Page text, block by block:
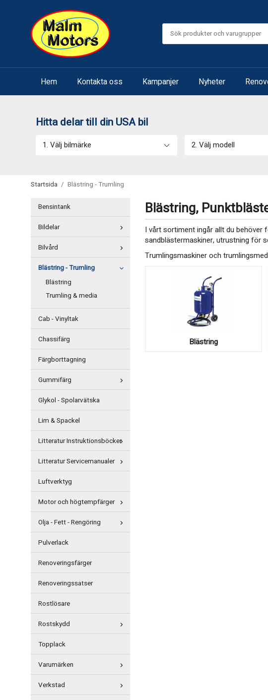
Hem Kontakta oss Kampanjer Nyheter
Hitta delar till din USA bil
1. Välj bilmärke 2. Välj modell
Startsida / Blästring - Trumling
Bensintank
Bildelar
Bilvård
Blästring - Trumling
Blästring
Trumling & media
Cab - Vinyltak
Chassifärg
Färgborttagning
Gummifärg
Glykol - Spolarvätska
Lim & Spackel
Litteratur Instruktionsböcker
Litteratur Servicemanualer
Luftverktyg
Motor och högtempfärger
Olja - Fett - Rengöring
Pulverlack
Renoveringsfärger
Renoveringssatser
Rostlösare
Rostskydd
Topplack
Varumärken
Verkstad
Blästring,
I vårt sortiment ingår allt du behöver
sandblästermaskiner, utrustning för
Trumlingsmaskiner och
Blästring